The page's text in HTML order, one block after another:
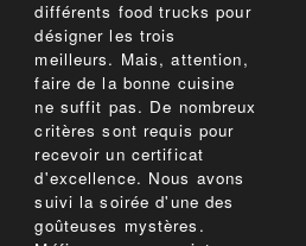
différents food trucks pour
désigner les trois
meilleurs. Mais, attention,
faire de la bonne cuisine
ne suffit pas. De nombreux
critères sont requis pour
recevoir un certificat
d'excellence. Nous avons
suivi la soirée d'une des
goûteuses mystères.